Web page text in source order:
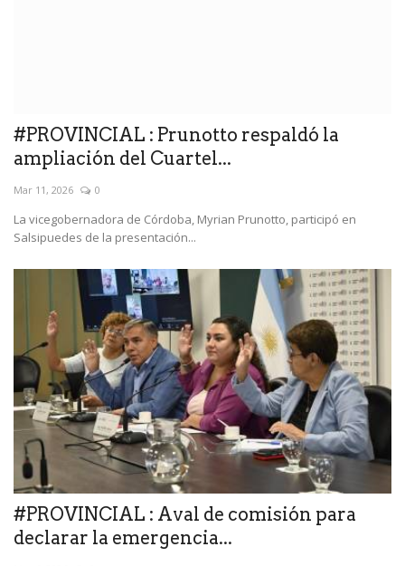
#PROVINCIAL : Prunotto respaldó la
ampliación del Cuartel...
Mar 11, 2026 0
La vicegobernadora de Córdoba, Myrian Prunotto, participó en
Salsipuedes de la presentación...
#PROVINCIAL : Aval de comisión para
declarar la emergencia...